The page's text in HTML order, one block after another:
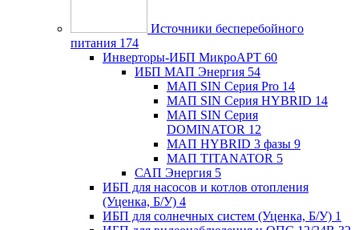
Источники бесперебойного
питания 174
Инверторы-ИБП МикроАРТ 60
ИБП МАП Энергия 54
МАП SIN Серия Pro 14
МАП SIN Серия HYBRID 14
МАП SIN Серия
DOMINATOR 12
МАП HYBRID 3 фазы 9
МАП TITANATOR 5
САП Энергия 5
ИБП для насосов и котлов отопления
(Уценка, Б/У) 4
ИБП для солнечных систем (Уценка, Б/У) 1